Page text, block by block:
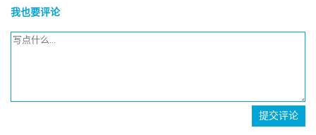
我也要评论
提交评论